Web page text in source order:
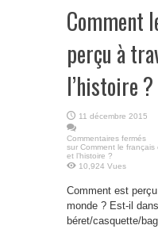
Comment
perçu à
l’histoire ?
11 décembre 2015
Commentaires fermés
sur Comment le
et l’histoire ?
10,924 Vues
Comment est
monde ? Est-il
béret/casquette/